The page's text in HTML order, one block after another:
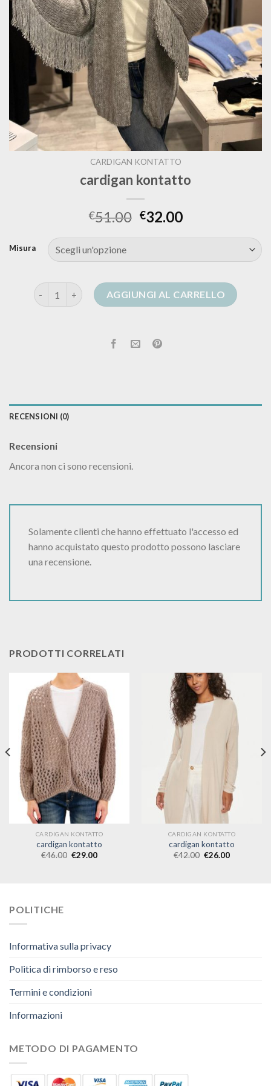
CARDIGAN KONTATTO
cardigan kontatto
€51.00 €32.00
Misura
cardigan kontatto quantitàAGGIUNGI AL CARRELLO
RECENSIONI (0)
Recensioni
Ancora non ci sono recensioni.
Solamente clienti che hanno effettuato l'accesso ed
hanno acquistato questo prodotto possono lasciare
una recensione.
PRODOTTI CORRELATI
CARDIGAN KONTATTO
cardigan kontatto
€46.00 €29.00
CARDIGAN KONTATTO
cardigan kontatto
€42.00 €26.00
POLITICHE
Informativa sulla privacy
Politica di rimborso e reso
Termini e condizioni
Informazioni
METODO DI PAGAMENTO